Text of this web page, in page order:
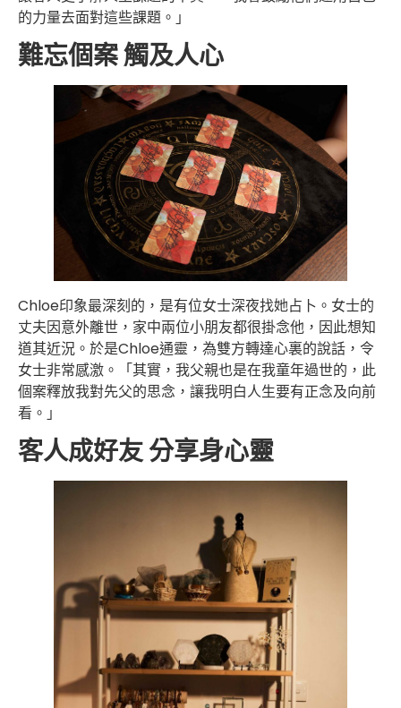
的力量去面對這些課題。」
難忘個案 觸及人心
Chloe印象最深刻的，是有位女士深夜找她占卜。女士的
丈夫因意外離世，家中兩位小朋友都很掛念他，因此想知
道其近況。於是Chloe通靈，為雙方轉達心裏的說話，令
女士非常感激。「其實，我父親也是在我童年過世的，此
個案釋放我對先父的思念，讓我明白人生要有正念及向前
看。」
客人成好友 分享身心靈